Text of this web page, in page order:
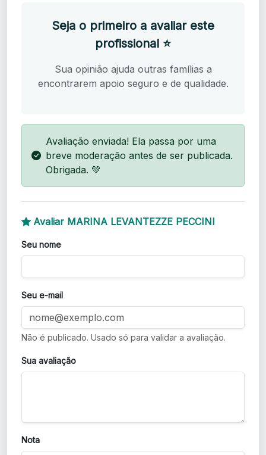
Seja o primeiro a avaliar este
profissional ⭐
Sua opinião ajuda outras famílias a
encontrarem apoio seguro e de qualidade.
Avaliação enviada! Ela passa por uma
breve moderação antes de ser publicada.
Obrigada. 💚
Avaliar MARINA LEVANTEZZE PECCINI
Seu nome
Seu e-mail
Não é publicado. Usado só para validar a avaliação.
Sua avaliação
Nota